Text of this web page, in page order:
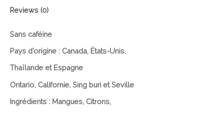
Reviews (0)
Sans caféine
Pays d’origine : Canada, États-Unis,
Thaïlande et Espagne
Ontario, Californie, Sing buri etSeville
Ingrédients : Mangues, Citrons,